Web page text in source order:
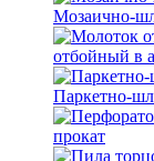
Мозаично-
отбойный в
Паркетно-
прокат